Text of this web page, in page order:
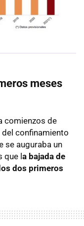
meses
comienzos de
confinamiento
se auguraba un
que la bajada de
dos primeros